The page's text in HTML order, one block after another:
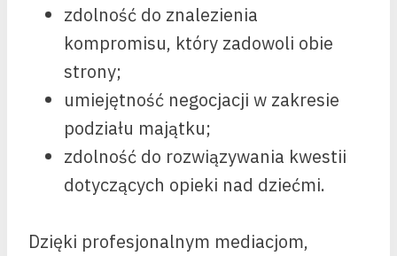
zdolność do znalezienia
kompromisu, który zadowoli obie
strony;
umiejętność negocjacji w zakresie
podziału majątku;
zdolność do rozwiązywania kwestii
dotyczących opieki nad dziećmi.
Dzięki profesjonalnym mediacjom,